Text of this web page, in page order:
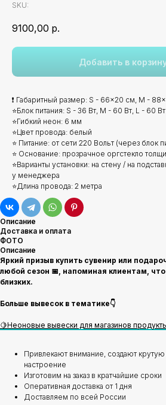
SKU:
9100,00 р.
Добавить в
❗ Габаритный размер: S - 66x20 см, M -
⭐Блок питания: S - 36 Вт, M - 60 Вт, L - 60 Вт
⭐Гибкий неон: 6 мм
⭐Цвет провода: белый
⭐ Питание: от сети 220 Вольт (через блок
⭐ Основание: прозрачное оргстекло
⭐Варианты установки: на стену / на
у менеджера
⭐Длина провода: 2 метра
Описание
Доставка и оплата
ФОТО
Описание
Яркий призыв купить сувенир или
любой сезон 📅, напоминая клиентам,
близких.
Больше вывесок в тематике👇
🍋Неоновые вывески для магазинов
Привлекают внимание, создают
настроение
Изготовим на заказ в кратчайшие сроки
Оперативная доставка от 1 дня
Доставляем по всей России